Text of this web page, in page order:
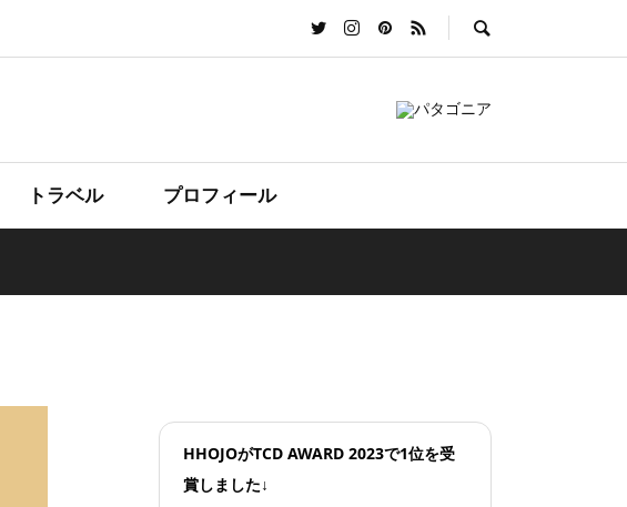
トラベル プロフィール
HHOJOがTCD AWARD 2023で1位を受
賞しました↓